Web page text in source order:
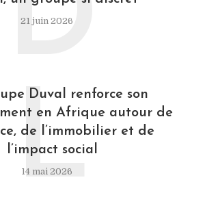
21 juin 2026
Duval renforce son
en Afrique autour de
de l’immobilier et de
l’impact social
14 mai 2026
L